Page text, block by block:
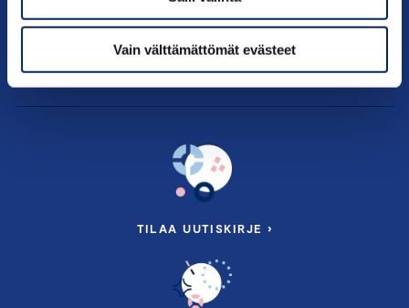
Vain välttämättömät evästeet
Palvelut
Tietoa meistä
TILAA UUTISKIRJE ›